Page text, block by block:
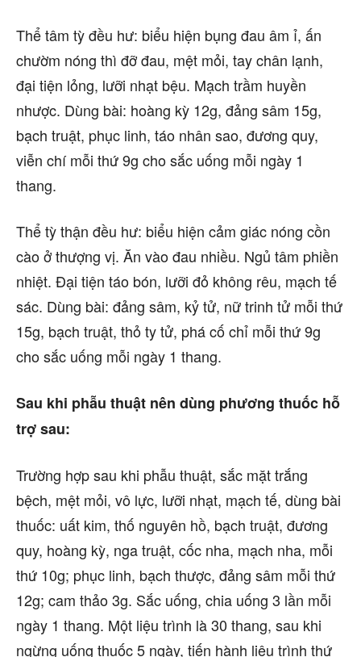
Thể tâm tỳ đều hư: biểu hiện bụng đau âm ỉ, ấn
chườm nóng thì đỡ đau, mệt mỏi, tay chân lạnh,
đại tiện lỏng, lưỡi nhạt bệu. Mạch trầm huyền
nhược. Dùng bài: hoàng kỳ 12g, đảng sâm 15g,
bạch truật, phục linh, táo nhân sao, đương quy,
viễn chí mỗi thứ 9g cho sắc uống mỗi ngày 1
thang.
Thể tỳ thận đều hư: biểu hiện cảm giác nóng cồn
cào ở thượng vị. Ăn vào đau nhiều. Ngủ tâm phiền
nhiệt. Đại tiện táo bón, lưỡi đỏ không rêu, mạch tế
sác. Dùng bài: đảng sâm, kỷ tử, nữ trinh tử mỗi thứ
15g, bạch truật, thỏ ty tử, phá cố chỉ mỗi thứ 9g
cho sắc uống mỗi ngày 1 thang.
Sau khi phẫu thuật nên dùng phương thuốc hỗ
trợ sau:
Trường hợp sau khi phẫu thuật, sắc mặt trắng
bệch, mệt mỏi, vô lực, lưỡi nhạt, mạch tế, dùng bài
thuốc: uất kim, thố nguyên hồ, bạch truật, đương
quy, hoàng kỳ, nga truật, cốc nha, mạch nha, mỗi
thứ 10g; phục linh, bạch thược, đảng sâm mỗi thứ
12g; cam thảo 3g. Sắc uống, chia uống 3 lần mỗi
ngày 1 thang. Một liệu trình là 30 thang, sau khi
ngừng uống thuốc 5 ngày, tiến hành liệu trình thứ